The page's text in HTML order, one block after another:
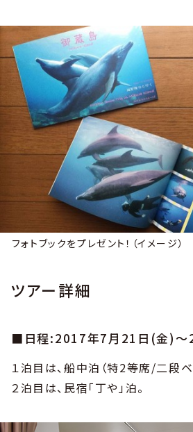
フォトブックをプレゼント！（イメージ）
ツアー詳細
■日程:2017年7月21日(金)〜
１泊目は、船中泊（特2等席/二段ベ
２泊目は、民宿「丁や」泊。